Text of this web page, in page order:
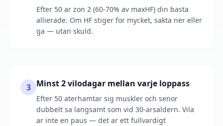
Efter 50 ar zon 2 (60-70% av maxHF) din basta
allierade. Om HF stiger for mycket, sakta ner eller
ga — utan skuld.
3 Minst 2 vilodagar mellan varje loppass
Efter 50 aterhamtar sig muskler och senor
dubbelt sa langsamt som vid 30-arsaldern. Vila
ar inte en paus — det ar ett fullvardigt